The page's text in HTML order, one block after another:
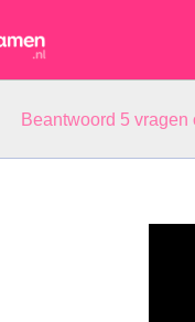
Beantwoord 5